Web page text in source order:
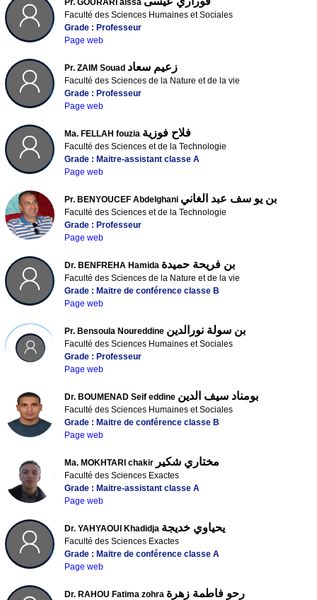
Pr. GOURARI aissa
Faculté des Sciences Humaines et Sociales
Grade : Professeur
Page web
Pr. ZAIM Souad زعيم سعاد
Faculté des Sciences de la Nature et de la vie
Grade : Professeur
Page web
Ma. FELLAH fouzia فلاح فوزية
Faculté des Sciences et de la Technologie
Grade : Maitre-assistant classe A
Page web
Pr. BENYOUCEF Abdelghani بن يو سف عبد الغاني
Faculté des Sciences et de la Technologie
Grade : Professeur
Page web
Dr. BENFREHA Hamida بن فريحة حميدة
Faculté des Sciences de la Nature et de la vie
Grade : Maitre de conférence classe B
Page web
Pr. Bensoula Noureddine بن سولة نورالدين
Faculté des Sciences Humaines et Sociales
Grade : Professeur
Page web
Dr. BOUMENAD Seif eddine بومناد سيف الدين
Faculté des Sciences Humaines et Sociales
Grade : Maitre de conférence classe B
Page web
Ma. MOKHTARI chakir مختاري شكير
Faculté des Sciences Exactes
Grade : Maitre-assistant classe A
Page web
Dr. YAHYAOUI Khadidja يحياوي خديجة
Faculté des Sciences Exactes
Grade : Maitre de conférence classe A
Page web
Dr. RAHOU Fatima zohra رحو فاطمة زهرة